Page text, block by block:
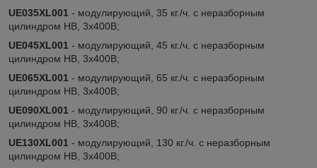
UE035XL001 - модулирующий, 35 кг./ч. c неразборным
цилиндром HB, 3х400В;
UE045XL001 - модулирующий, 45 кг./ч. c неразборным
цилиндром HB, 3х400В;
UE065XL001 - модулирующий, 65 кг./ч. c неразборным
цилиндром HB, 3х400В;
UE090XL001 - модулирующий, 90 кг./ч. c неразборным
цилиндром HB, 3х400В;
UE130XL001 - модулирующий, 130 кг./ч. c неразборным
цилиндром HB, 3х400В;